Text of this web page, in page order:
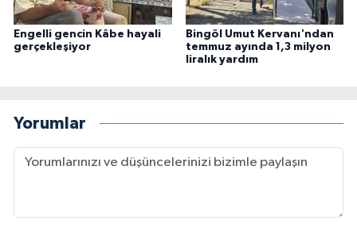
Engelli gencin Kâbe hayali
gerçekleşiyor
Bingöl Umut Kervanı'ndan
temmuz ayında 1,3 milyon
liralık yardım
Yorumlar